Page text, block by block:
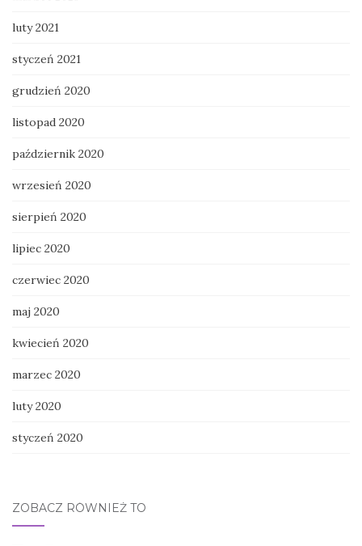
luty 2021
styczeń 2021
grudzień 2020
listopad 2020
październik 2020
wrzesień 2020
sierpień 2020
lipiec 2020
czerwiec 2020
maj 2020
kwiecień 2020
marzec 2020
luty 2020
styczeń 2020
ZOBACZ RÓWNIEŻ TO